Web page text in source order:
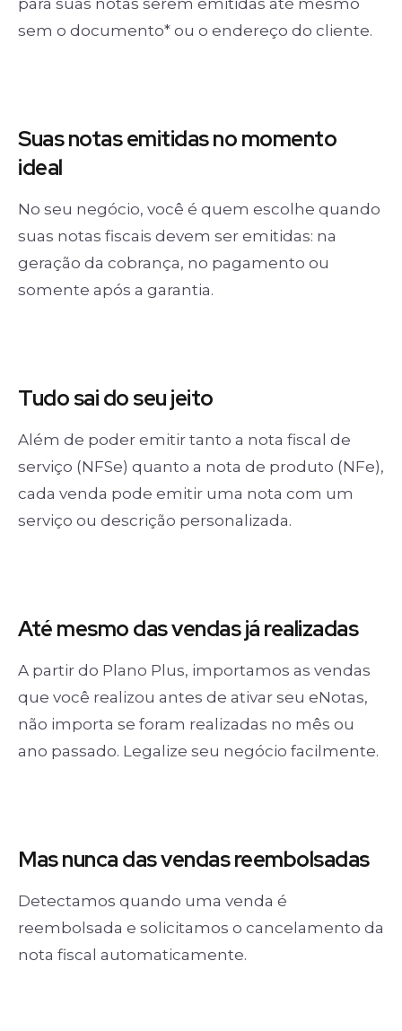
para suas notas serem emitidas até mesmo
sem o documento* ou o endereço do cliente.
Suas notasemitidas no momento
ideal
No seu negócio, você é quem escolhe quando
suas notas fiscais devem ser emitidas: na
geração da cobrança, no pagamento ou
somente após a garantia.
Tudo saido seu jeito
Além de poder emitir tanto a nota fiscal de
serviço (NFSe) quanto a nota de produto (NFe),
cada venda pode emitir uma nota com um
serviço ou descrição personalizada.
Até mesmo dasvendas já realizadas
A partir do Plano Plus, importamos as vendas
que você realizou antes de ativar seu eNotas,
não importa se foram realizadas no mês ou
ano passado. Legalize seu negócio facilmente.
Mas nuncadas vendasreembolsadas
Detectamos quando uma venda é
reembolsada e solicitamos o cancelamento da
nota fiscal automaticamente.